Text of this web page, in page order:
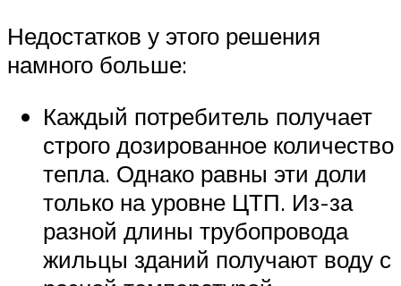
Недостатков у этого решения
намного больше:
Каждый потребитель получает
строго дозированное количество
тепла. Однако равны эти доли
только на уровне ЦТП. Из-за
разной длины трубопровода
жильцы зданий получают воду с